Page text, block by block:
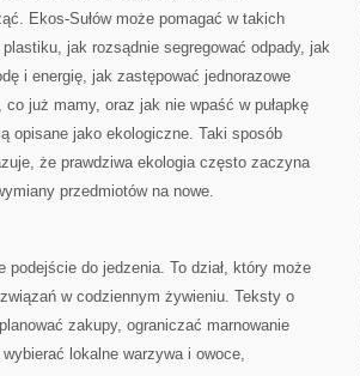
Ekos-Sułów może pomagać w takich
jak rozsądnie segregować odpady, jak
i energię, jak zastępować jednorazowe
już mamy, oraz jak nie wpaść w pułapkę
opisane jako ekologiczne. Taki sposób
że prawdziwa ekologia często zaczyna
przedmiotów na nowe.
do jedzenia. To dział, który może
w codziennym żywieniu. Teksty o
zakupy, ograniczać marnowanie
lokalne warzywa i owoce,